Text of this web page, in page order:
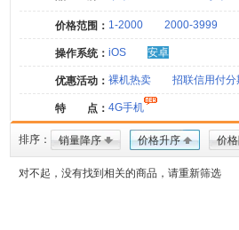
价格范围： 1-2000 2000-3999
操作系统： iOS 安卓
优惠活动： 裸机热卖 招联信用付分
特 点： 4G手机
排序： 销量降序 价格升序 价
对不起，没有找到相关的商品，请重新筛选